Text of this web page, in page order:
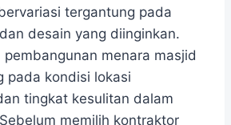
tergantung pada
desain yang diinginkan.
menara masjid
pada kondisi lokasi
tingkat kesulitan dalam
memilih kontraktor